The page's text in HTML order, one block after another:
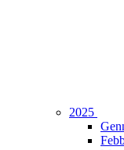
2025